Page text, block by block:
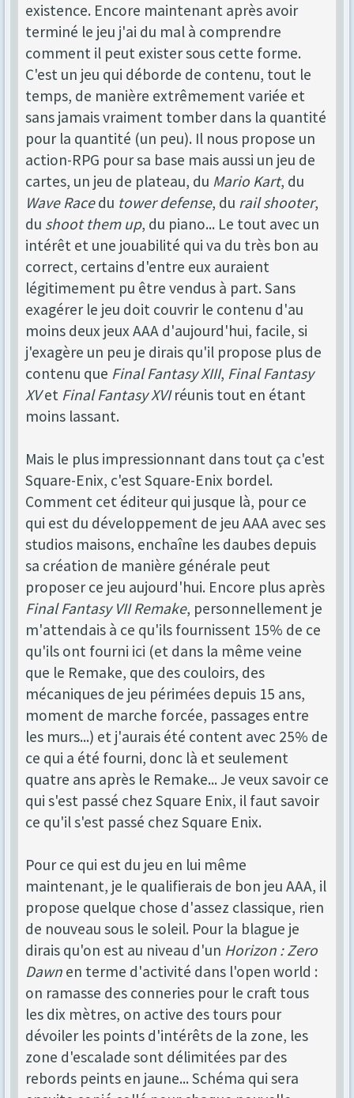
existence. Encore maintenant après avoir
terminé le jeu j'ai du mal à comprendre
comment il peut exister sous cette forme.
C'est un jeu qui déborde de contenu, tout le
temps, de manière extrêmement variée et
sans jamais vraiment tomber dans la quantité
pour la quantité (un peu). Il nous propose un
action-RPG pour sa base mais aussi un jeu de
cartes, un jeu de plateau, du Mario Kart, du
Wave Racedu tower defense, du rail shooter,
du shoot them up, du piano... Le tout avec un
intérêt et une jouabilité qui va du très bon au
correct, certains d'entre eux auraient
légitimement pu être vendus à part. Sans
exagérer le jeu doit couvrir le contenu d'au
moins deux jeux AAA d'aujourd'hui, facile, si
j'exagère un peu je dirais qu'il propose plus de
contenu que Final Fantasy XIII, Final Fantasy
XVet Final Fantasy XVIréunis tout en étant
moins lassant.
Mais le plus impressionnant dans tout ça c'est
Square-Enix, c'est Square-Enix bordel.
Comment cet éditeur qui jusque là, pour ce
qui est du développement de jeu AAA avec ses
studios maisons, enchaîne les daubes depuis
sa création de manière générale peut
proposer ce jeu aujourd'hui. Encore plus après
Final Fantasy VII Remake, personnellement je
m'attendais à ce qu'ils fournissent 15% de ce
qu'ils ont fourni ici (et dans la même veine
que le Remake, que des couloirs, des
mécaniques de jeu périmées depuis 15 ans,
moment de marche forcée, passages entre
les murs...) et j'aurais été content avec 25% de
ce qui a été fourni, donc là et seulement
quatre ans après le Remake... Je veux savoir ce
qui s'est passé chez Square Enix, il faut savoir
ce qu'il s'est passé chez Square Enix.
Pour ce qui est du jeu en lui même
maintenant, je le qualifierais de bon jeu AAA, il
propose quelque chose d'assez classique, rien
de nouveau sous le soleil. Pour la blague je
dirais qu'on est au niveau d'un Horizon : Zero
Dawn en terme d'activité dans l'open world :
on ramasse des conneries pour le craft tous
les dix mètres, on active des tours pour
dévoiler les points d'intérêts de la zone, les
zone d'escalade sont délimitées par des
rebords peints en jaune... Schéma qui sera